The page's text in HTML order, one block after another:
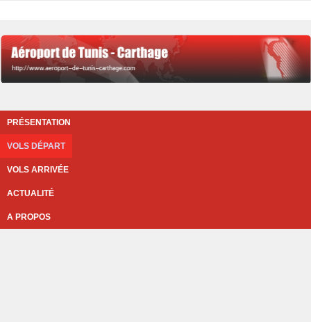
PRÉSENTATION
VOLS DÉPART
VOLS ARRIVÉE
ACTUALITÉ
A PROPOS